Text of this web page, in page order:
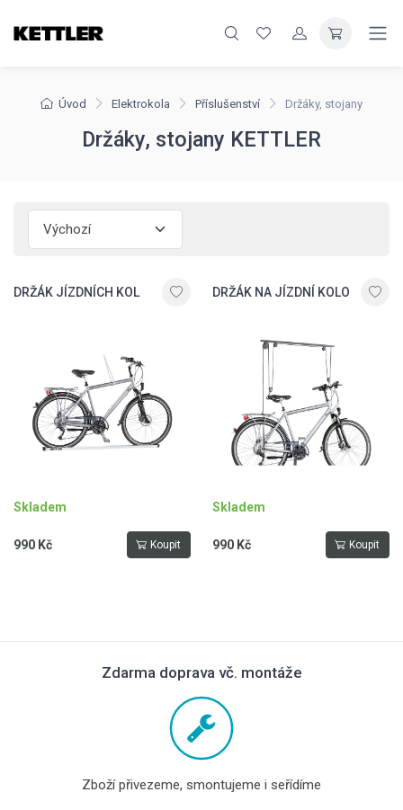
Úvod Elektrokola Příslušenství Držáky, stojany
Držáky, stojany KETTLER
DRŽÁK JÍZDNÍCH KOL
Skladem
990 Kč Koupit
DRŽÁK NA JÍZDNÍ KOLO
Skladem
990 Kč Koupit
Zdarma doprava vč. montáže
Zboží přivezeme, smontujeme i seřídíme